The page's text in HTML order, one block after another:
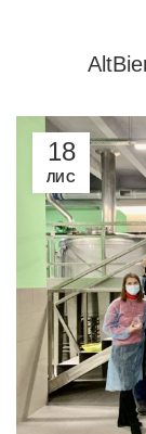
18
ЛИС